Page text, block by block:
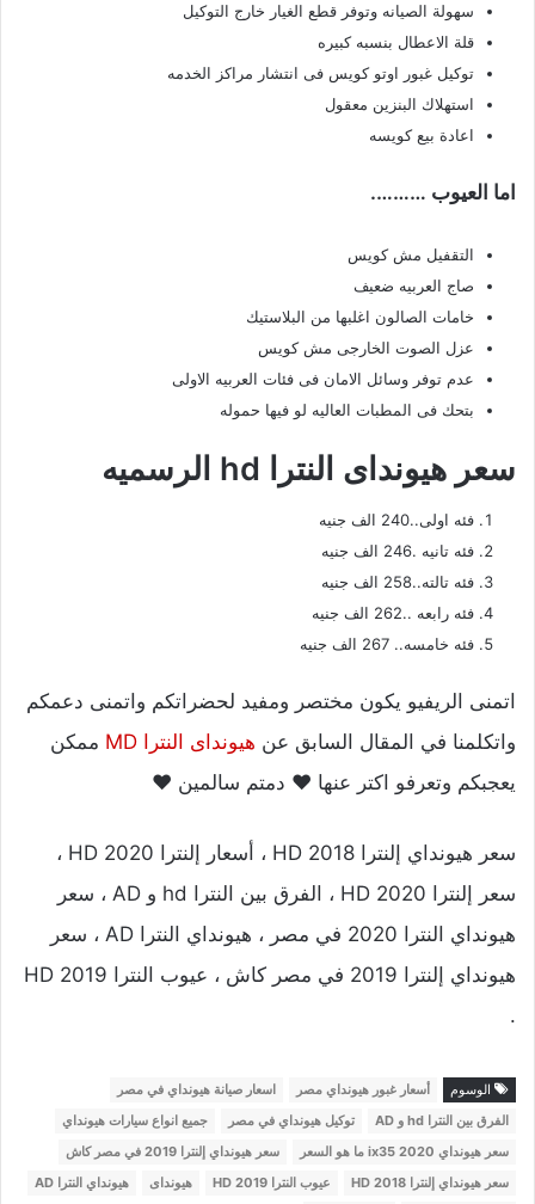
سهولة الصيانه وتوفر قطع الغيار خارج التوكيل
قلة الاعطال بنسبه كبيره
توكيل غبور اوتو كويس فى انتشار مراكز الخدمه
استهلاك البنزين معقول
اعادة بيع كويسه
اما العيوب ……….
التقفيل مش كويس
صاج العربيه ضعيف
خامات الصالون اغلبها من البلاستيك
عزل الصوت الخارجى مش كويس
عدم توفر وسائل الامان فى فئات العربيه الاولى
بتحك فى المطبات العاليه لو فيها حموله
سعر هيونداى النترا hd الرسميه
فئه اولى..240 الف جنيه
فئه تانيه .246 الف جنيه
فئه تالته..258 الف جنيه
فئه رابعه ..262 الف جنيه
فئه خامسه.. 267 الف جنيه
اتمنى الريفيو يكون مختصر ومفيد لحضراتكم واتمنى دعمكم
واتكلمنا في المقال السابق عن هيونداى النترا MD
ممكن
يعجبكم وتعرفو اكتر عنها ❤ دمتم سالمين ❤
سعر هيونداي إلنترا HD 2018 ، أسعار إلنترا HD 2020 ،
سعر إلنترا HD 2020 ، الفرق بين النترا hd و AD ، سعر
هيونداي النترا 2020 في مصر ، هيونداي النترا AD ، سعر
هيونداي إلنترا 2019 في مصر كاش ، عيوب النترا HD 2019
.
الوسوم أسعار غبور هيونداي مصر
اسعار صيانة هيونداي في مصر
الفرق بين النترا hd و AD
توكيل هيونداي في مصر
جميع انواع سيارات هيونداي
سعر هيونداي ix35 2020 ما هو السعر
سعر هيونداي إلنترا 2019 في مصر كاش
سعر هيونداي إلنترا HD 2018
عيوب النترا HD 2019 هيونداى
هيونداي النترا AD